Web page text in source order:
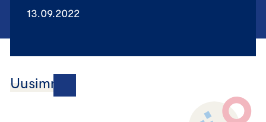
13.09.2022
Uusimmat